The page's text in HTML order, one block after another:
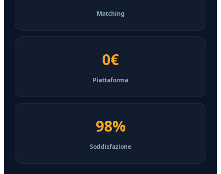
Matching
0€
Piattaforma
98%
Soddisfazione